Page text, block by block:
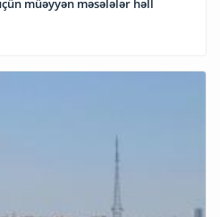
müəyyən məsələlər həll